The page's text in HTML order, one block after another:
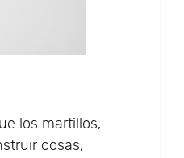
los martillos,
cosas,